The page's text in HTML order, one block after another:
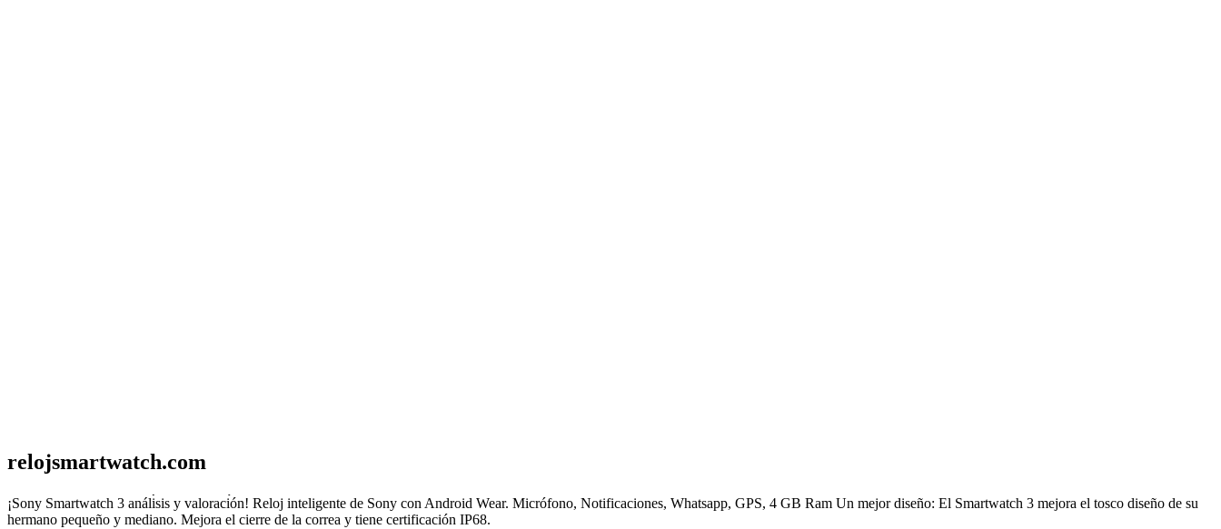
relojsmartwatch.com
Sony Smartwatch 3 - Análisis y Opinión - Reloj Smartwatch
¡Sony Smartwatch 3 análisis y valoración! Reloj inteligente de Sony con Android Wear. Micrófono, Notificaciones, Whatsapp, GPS, 4 GB Ram Un mejor diseño: El Smartwatch 3 mejora el tosco diseño de su
hermano pequeño y mediano. Mejora el cierre de la correa y tiene certificación IP68.